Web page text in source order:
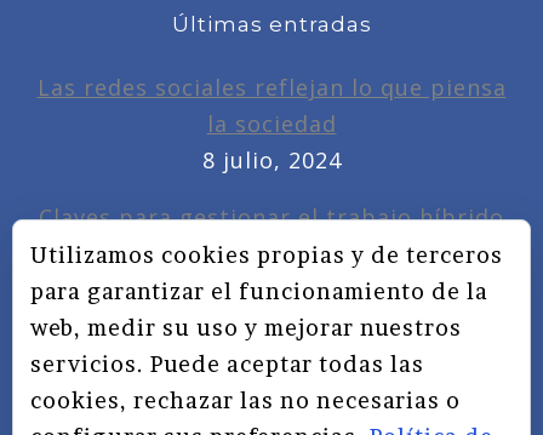
Últimas entradas
Las redes sociales reflejan lo que piensa
la sociedad
8 julio, 2024
Claves para gestionar el trabajo híbrido
7 noviembre, 2022
Privacidad, redes sociales y educación
3 septiembre, 2019
Utilizamos cookies propias y de terceros
para garantizar el funcionamiento de la
web, medir su uso y mejorar nuestros
servicios. Puede aceptar todas las
cookies, rechazar las no necesarias o